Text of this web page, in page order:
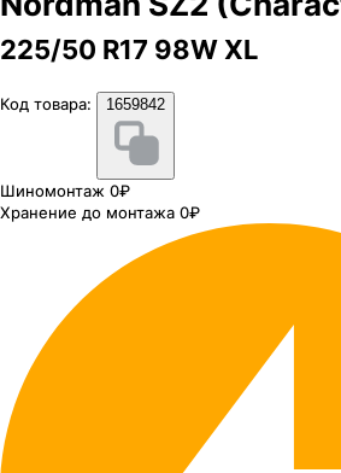
225/50 R17 98W XL
Код товара: 1659842
Шиномонтаж 0₽
Хранение до монтажа 0₽